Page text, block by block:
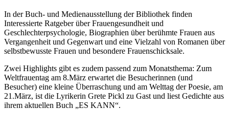
In der Buch- und Medienausstellung der Bibliothek finden
Interessierte Ratgeber über Frauengesundheit und
Geschlechterpsychologie, Biographien über berühmte Frauen aus
Vergangenheit und Gegenwart und eine Vielzahl von Romanen über
selbstbewusste Frauen und besondere Frauenschicksale.
Zwei Highlights gibt es zudem passend zum Monatsthema: Zum
Weltfrauentag am 8.März erwartet die Besucherinnen (und
Besucher) eine kleine Überraschung und am Welttag der Poesie, am
21.März, ist die Lyrikerin Grete Pickl zu Gast und liest Gedichte aus
ihrem aktuellen Buch „ES KANN“.